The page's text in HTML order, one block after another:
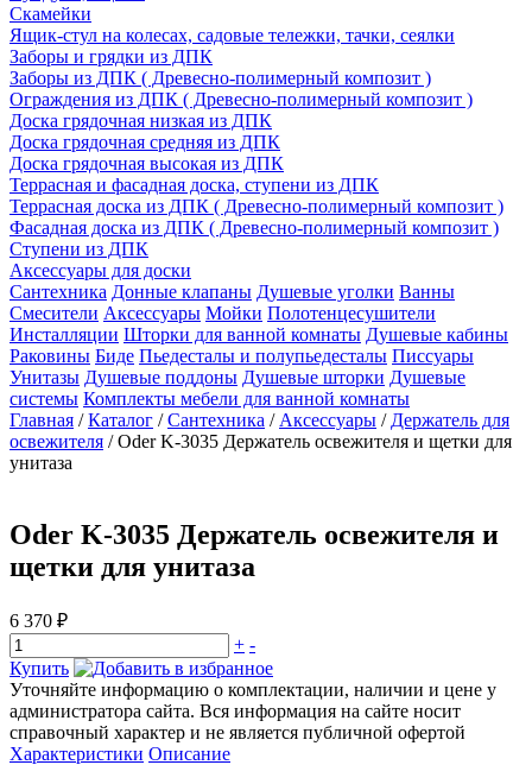
Скамейки
Ящик-стул на колесах, садовые тележки, тачки, сеялки
Заборы и грядки из ДПК
Заборы из ДПК ( Древесно-полимерный композит )
Ограждения из ДПК ( Древесно-полимерный композит )
Доска грядочная низкая из ДПК
Доска грядочная средняя из ДПК
Доска грядочная высокая из ДПК
Террасная и фасадная доска, ступени из ДПК
Террасная доска из ДПК ( Древесно-полимерный композит )
Фасадная доска из ДПК ( Древесно-полимерный композит )
Ступени из ДПК
Аксессуары для доски
Сантехника Донные клапаны Душевые уголки Ванны
Смесители Аксессуары Мойки Полотенцесушители
Инсталляции Шторки для ванной комнаты Душевые кабины
Раковины Биде Пьедесталы и полупьедесталы Писсуары
Унитазы Душевые поддоны Душевые шторки Душевые
системы Комплекты мебели для ванной комнаты
Главная / Каталог / Сантехника / Аксессуары / Держатель для
освежителя /Oder K-3035 Держатель освежителя и щетки для
унитаза
Oder K-3035 Держатель освежителя и
щетки для унитаза
6 370 ₽
+ -
Купить
Уточняйте информацию о комплектации, наличии и цене у
администратора сайта. Вся информация на сайте носит
справочный характер и не является публичной офертой
Характеристики Описание